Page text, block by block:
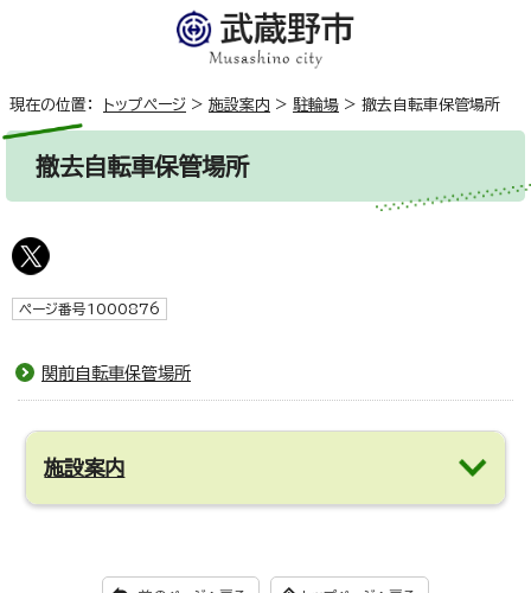
現在の位置： トップページ > 施設案内 > 駐輪場 > 撤去自転車保管場所
撤去自転車保管場所
ページ番号1000876
関前自転車保管場所
施設案内